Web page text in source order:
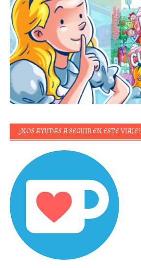
¿NOS AYUDAS A SEGUIR EN ESTE VIAJE?